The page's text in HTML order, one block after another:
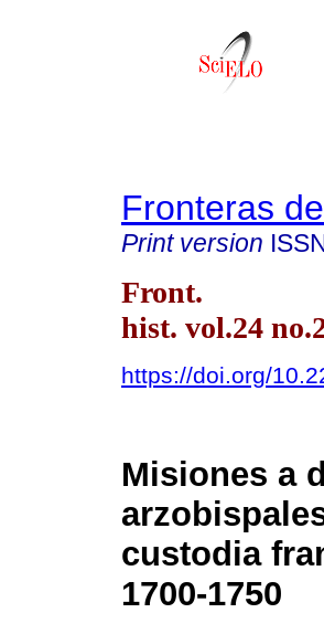
Fronteras
Print version
Front.
hist. vol.24
https://doi.org/
Misiones a
custodia
1700-1750